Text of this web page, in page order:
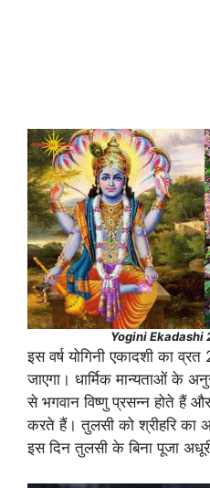
Yogini Ekadashi
इस वर्ष योगिनी एकादशी का
जाएगा। धार्मिक मान्यताओं के
से भगवान विष्णु प्रसन्न होते हैं
करते हैं। तुलसी को श्रीहरि का
इस दिन तुलसी के बिना पूजा